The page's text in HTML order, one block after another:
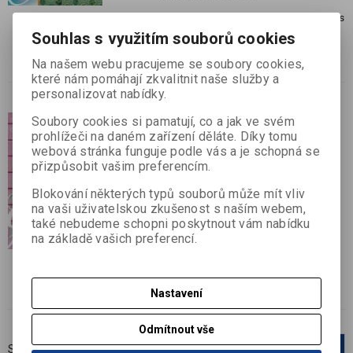
Zelený papír s hologramovými kolečky, 4 ks
v balení
strana bílá.
Glitrový papír se čtverci, 4 ks v
balení
Katalogové číslo:
Termín dodání (dny):1
Skladem:4 bal
EAN:8716133005226
4 ks papírů o gramái 215 g. Růžový, rubová
strana bílá.
Strana1z1Celkem2záznamů
Souhlas s využitím souborů cookies
Na našem webu pracujeme se soubory cookies,
které nám pomáhají zkvalitnit naše služby a
personalizovat nabídky.
Soubory cookies si pamatují, co a jak ve svém
prohlížeči na daném zařízení děláte. Díky tomu
webová stránka funguje podle vás a je schopná se
přizpůsobit vašim preferencím.
Blokování některých typů souborů může mít vliv
na vaši uživatelskou zkušenost s naším webem,
také nebudeme schopni poskytnout vám nabídku
na základě vašich preferencí.
Nastavení
Odmítnout vše